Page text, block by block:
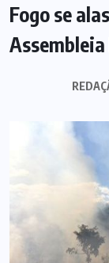
Fogo se